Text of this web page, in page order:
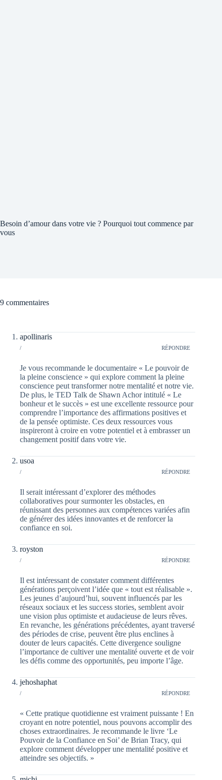
Besoin d’amour dans votre vie ? Pourquoi tout commence par
vous
9 commentaires
apollinaris
/ RÉPONDRE
Je vous recommande le documentaire « Le pouvoir de
la pleine conscience » qui explore comment la pleine
conscience peut transformer notre mentalité et notre vie.
De plus, le TED Talk de Shawn Achor intitulé « Le
bonheur et le succès » est une excellente ressource pour
comprendre l’importance des affirmations positives et
de la pensée optimiste. Ces deux ressources vous
inspireront à croire en votre potentiel et à embrasser un
changement positif dans votre vie.
usoa
/ RÉPONDRE
Il serait intéressant d’explorer des méthodes
collaboratives pour surmonter les obstacles, en
réunissant des personnes aux compétences variées afin
de générer des idées innovantes et de renforcer la
confiance en soi.
royston
/ RÉPONDRE
Il est intéressant de constater comment différentes
générations perçoivent l’idée que « tout est réalisable ».
Les jeunes d’aujourd’hui, souvent influencés par les
réseaux sociaux et les success stories, semblent avoir
une vision plus optimiste et audacieuse de leurs rêves.
En revanche, les générations précédentes, ayant traversé
des périodes de crise, peuvent être plus enclines à
douter de leurs capacités. Cette divergence souligne
l’importance de cultiver une mentalité ouverte et de voir
les défis comme des opportunités, peu importe l’âge.
jehoshaphat
/ RÉPONDRE
« Cette pratique quotidienne est vraiment puissante ! En
croyant en notre potentiel, nous pouvons accomplir des
choses extraordinaires. Je recommande le livre ‘Le
Pouvoir de la Confiance en Soi’ de Brian Tracy, qui
explore comment développer une mentalité positive et
atteindre ses objectifs. »